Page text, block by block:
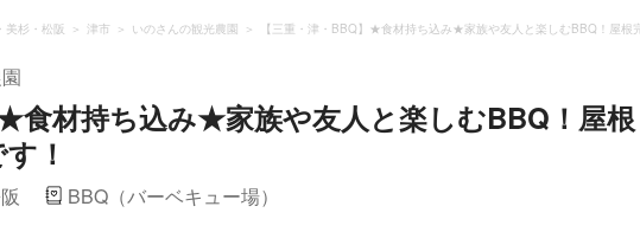
美杉・松阪 津市 いのさんの観光農園 【三重・津・BBQ】★食材持ち込み★家族や友人と楽しむBBQ！屋根
★食材持ち込み★家族や友人と楽しむBBQ！屋根
！
BBQ（バーベキュー場）